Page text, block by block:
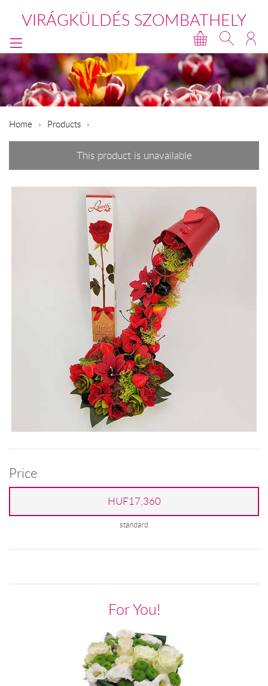
VIRÁGKÜLDÉS SZOMBATHELY
Home Products
This product is unavailable
Price
HUF17,360
standard
For You!